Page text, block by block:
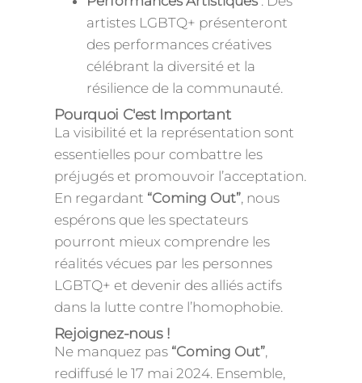
artistes LGBTQ+ présenteront
des performances créatives
célébrant la diversité et la
résilience de la communauté.
Pourquoi C'est Important
La visibilité et la représentation sont
essentielles pour combattre les
préjugés et promouvoir l’acceptation.
En regardant “Coming Out”, nous
espérons que les spectateurs
pourront mieux comprendre les
réalités vécues par les personnes
LGBTQ+ et devenir des alliés actifs
dans la lutte contre l’homophobie.
Rejoignez-nous !
Ne manquez pas “Coming Out”,
rediffusé le 17 mai 2024. Ensemble,